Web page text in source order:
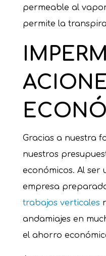
permeable al
permite la
Gracias a nuestra
nuestros
económicos. Al ser
empresa
trabajos verticales
andamiajes en
el ahorro